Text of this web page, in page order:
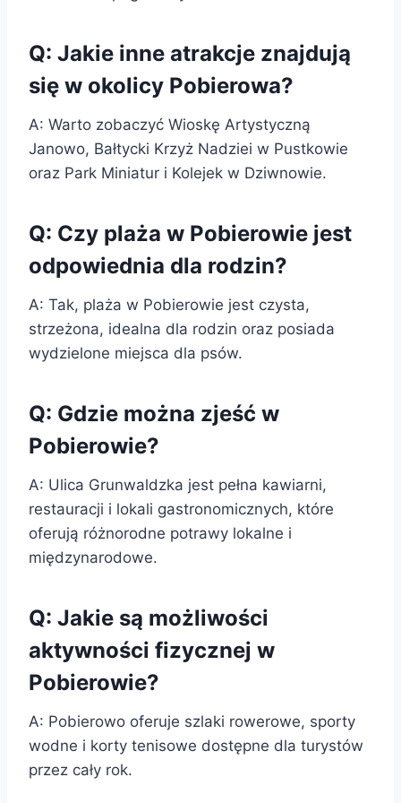
Q: Jakie inne atrakcje znajdują
się w okolicy Pobierowa?
A: Warto zobaczyć Wioskę Artystyczną
Janowo, Bałtycki Krzyż Nadziei w Pustkowie
oraz Park Miniatur i Kolejek w Dziwnowie.
Q: Czy plaża w Pobierowie jest
odpowiednia dla rodzin?
A: Tak, plaża w Pobierowie jest czysta,
strzeżona, idealna dla rodzin oraz posiada
wydzielone miejsca dla psów.
Q: Gdzie można zjeść w
Pobierowie?
A: Ulica Grunwaldzka jest pełna kawiarni,
restauracji i lokali gastronomicznych, które
oferują różnorodne potrawy lokalne i
międzynarodowe.
Q: Jakie są możliwości
aktywności fizycznej w
Pobierowie?
A: Pobierowo oferuje szlaki rowerowe, sporty
wodne i korty tenisowe dostępne dla turystów
przez cały rok.